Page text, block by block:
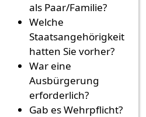
als Paar/Familie?
Welche
Staatsangehörigkeit
hatten Sie vorher?
War eine
Ausbürgerung
erforderlich?
Gab es Wehrpflicht?